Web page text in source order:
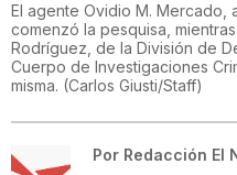
El agente Ovidio M. Mercado,
comenzó la pesquisa,
Rodríguez, de la División de
Cuerpo de Investigaciones
misma. (Carlos Giusti/Staff)
Por Redacción El